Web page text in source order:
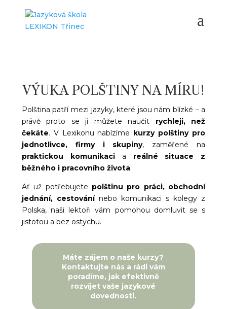
VÝUKA POLŠTINY NA MÍRU!
Polština patří mezi jazyky, které jsou nám blízké – a
právě proto se ji můžete naučit rychleji, než
čekáte. V Lexikonu nabízíme kurzy polštiny pro
jednotlivce, firmy i skupiny, zaměřené na
praktickou komunikacia reálné situace z
běžného i pracovního života.
Ať už potřebujete polštinu pro práci, obchodní
jednání, cestovánínebo komunikaci s kolegy z
Polska, naši lektoři vám pomohou domluvit se s
jistotou a bez ostychu.
Máte zájem o naše kurzy?
Kontaktujte nás a rádi vám
poradíme, jak efektivně
rozvíjet vaše jazykové
dovednosti.